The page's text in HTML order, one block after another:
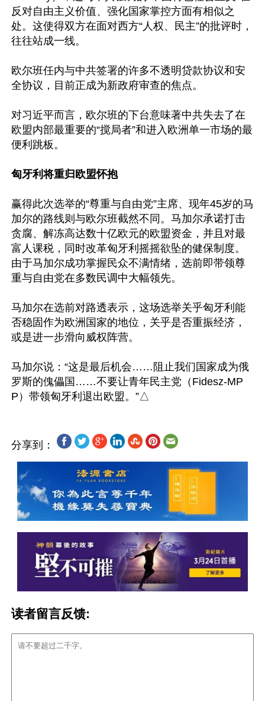
反对自由主义价值、强化国家掌控方面有相似之
处。这使得双方在面对西方“人权、民主”的批评时，
往往站成一线。
欧尔班任内与中共签署的许多不透明贷款协议和安
全协议，目前正成为新政府审查的焦点。
对习近平而言，欧尔班的下台意味著中共失去了在
欧盟内部最重要的“搅局者”和进入欧洲单一市场的最
便利跳板。
匈牙利将重归欧盟怀抱
赢得此次选举的“尊重与自由党”主席、现年45岁的马
加尔的路线则与欧尔班截然不同。马加尔承诺打击
贪腐、解冻高达数十亿欧元的欧盟资金，并且对最
富人课税，同时改革匈牙利摇摇欲坠的健保制度。
由于马加尔成功掌握民众不满情绪，选前即带领尊
重与自由党在多数民调中大幅领先。
马加尔在选前对路透表示，这场选举关乎匈牙利能
否稳固作为欧洲国家的地位，关乎是否重振经济，
或是进一步滑向威权阵营。
马加尔说：“这是最后机会……阻止我们国家成为俄
罗斯的傀儡国……不要让青年民主党（Fidesz-MP
分享到：
读者留言反馈: